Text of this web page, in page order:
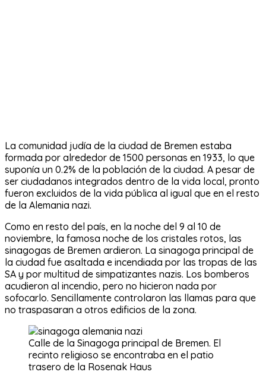
La comunidad judía de la ciudad de Bremen estaba
formada por alrededor de 1500 personas en 1933, lo que
suponía un 0.2% de la población de la ciudad. A pesar de
ser ciudadanos integrados dentro de la vida local, pronto
fueron excluidos de la vida pública al igual que en el resto
de la Alemania nazi.
Como en resto del país, en la noche del 9 al 10 de
noviembre, la famosa noche de los cristales rotos, las
sinagogas de Bremen ardieron. La sinagoga principal de
la ciudad fue asaltada e incendiada por las tropas de las
SA y por multitud de simpatizantes nazis. Los bomberos
acudieron al incendio, pero no hicieron nada por
sofocarlo. Sencillamente controlaron las llamas para que
no traspasaran a otros edificios de la zona.
Calle de la Sinagoga principal de Bremen. El
recinto religioso se encontraba en el patio
trasero de la Rosenak Haus